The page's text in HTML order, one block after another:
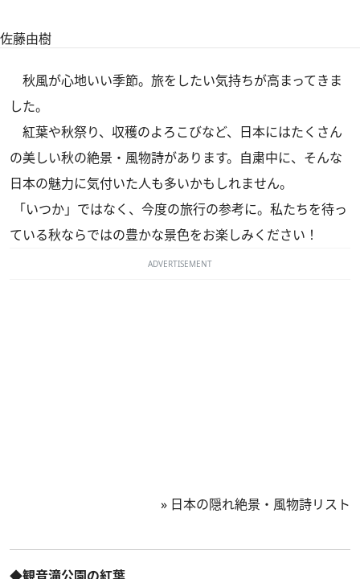
佐藤由樹
秋風が心地いい季節。旅をしたい気持ちが高まってきま
した。
紅葉や秋祭り、収穫のよろこびなど、日本にはたくさん
の美しい秋の絶景・風物詩があります。自粛中に、そんな
日本の魅力に気付いた人も多いかもしれません。
「いつか」ではなく、今度の旅行の参考に。私たちを待っ
ている秋ならではの豊かな景色をお楽しみください！
ADVERTISEMENT
» 日本の隠れ絶景・風物詩リスト